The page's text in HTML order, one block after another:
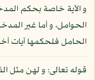
و الآية خاصة بحكم
الحوامل، و أما غير
الحامل فلحكمها آيات
قوله تعالى: و لهن مثل